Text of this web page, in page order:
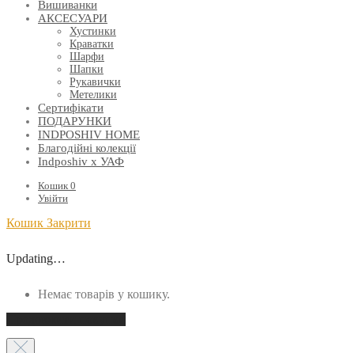
Вишиванки
АКСЕСУАРИ
Хустинки
Краватки
Шарфи
Шапки
Рукавички
Метелики
Сертифікати
ПОДАРУНКИ
INDPOSHIV HOME
Благодійні колекції
Indposhiv x УАФ
Кошик 0
Увійти
Кошик Закрити
Updating…
Немає товарів у кошику.